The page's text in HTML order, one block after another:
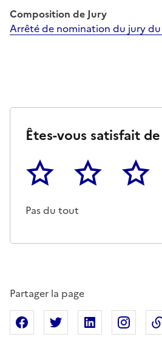
Composition de Jury
Arrêté de nomination du jury
Êtes-vous satisfait
1
Pas du tout
2 3
Partager la page
Partager sur Facebook
Partager sur X
Partager